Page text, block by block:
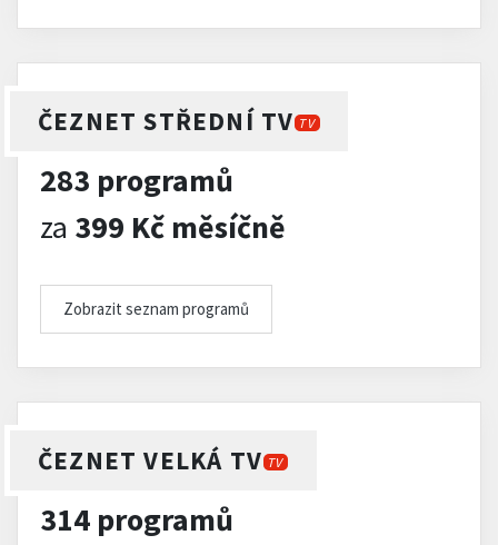
ČEZNET STŘEDNÍ TV TV
283 programů
za 399 Kč měsíčně
Zobrazit seznam programů
ČEZNET VELKÁ TV TV
314 programů